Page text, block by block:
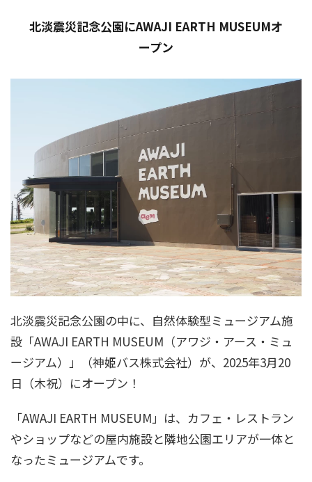
北淡震災記念公園にAWAJI EARTH MUSEUMオ
ープン
北淡震災記念公園の中に、自然体験型ミュージアム施
設「AWAJI EARTH MUSEUM（アワジ・アース・ミュ
ージアム）」（神姫バス株式会社）が、2025年3月20
日（木祝）にオープン！
「AWAJI EARTH MUSEUM」は、カフェ・レストラン
やショップなどの屋内施設と隣地公園エリアが一体と
なったミュージアムです。